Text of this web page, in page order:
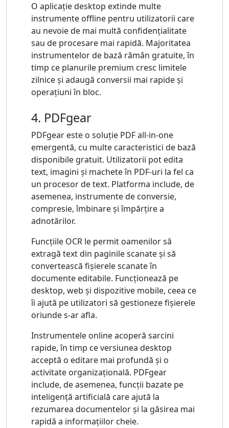
O aplicație desktop extinde multe
instrumente offline pentru utilizatorii care
au nevoie de mai multă confidențialitate
sau de procesare mai rapidă. Majoritatea
instrumentelor de bază rămân gratuite, în
timp ce planurile premium cresc limitele
zilnice și adaugă conversii mai rapide și
operațiuni în bloc.
4. PDFgear
PDFgear este o soluție PDF all-in-one
emergentă, cu multe caracteristici de bază
disponibile gratuit. Utilizatorii pot edita
text, imagini și machete în PDF-uri la fel ca
un procesor de text. Platforma include, de
asemenea, instrumente de conversie,
compresie, îmbinare și împărțire a
adnotărilor.
Funcțiile OCR le permit oamenilor să
extragă text din paginile scanate și să
convertească fișierele scanate în
documente editabile. Funcționează pe
desktop, web și dispozitive mobile, ceea ce
îi ajută pe utilizatori să gestioneze fișierele
oriunde s-ar afla.
Instrumentele online acoperă sarcini
rapide, în timp ce versiunea desktop
acceptă o editare mai profundă și o
activitate organizațională. PDFgear
include, de asemenea, funcții bazate pe
inteligență artificială care ajută la
rezumarea documentelor și la găsirea mai
rapidă a informațiilor cheie.